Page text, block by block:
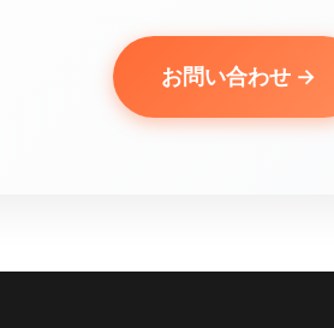
お問い合わせ →